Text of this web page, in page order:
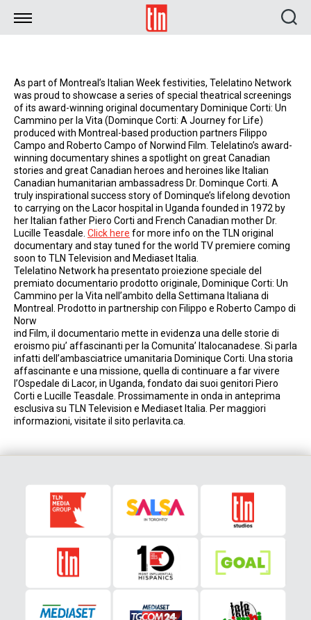
TLN
As part of Montreal’s Italian Week festivities, Telelatino Network
was proud to showcase a series of special theatrical screenings
of its award-winning original documentary Dominique Corti: Un
Cammino per la Vita (Dominque Corti: A Journey for Life)
produced with Montreal-based production partners Filippo
Campo and Roberto Campo of Norwind Film. Telelatino’s award-
winning documentary shines a spotlight on great Canadian
stories and great Canadian heroes and heroines like Italian
Canadian humanitarian ambassadress Dr. Dominque Corti. A
truly inspirational success story of Dominque’s lifelong devotion
to carrying on the Lacor hospital in Uganda founded in 1972 by
her Italian father Piero Corti and French Canadian mother Dr.
Lucille Teasdale. Click here for more info on the TLN original
documentary and stay tuned for the world TV premiere coming
soon to TLN Television and Mediaset Italia.
Telelatino Network ha presentato proiezione speciale del
premiato documentario prodotto originale, Dominique Corti: Un
Cammino per la Vita nell’ambito della Settimana Italiana di
Montreal. Prodotto in partnership con Filippo e Roberto Campo di
Norw
ind Film, il documentario mette in evidenza una delle storie di
eroismo piu’ affascinanti per la Comunita’ Italocanadese. Si parla
infatti dell’ambasciatrice umanitaria Dominique Corti. Una storia
affascinante e una missione, quella di continuare a far vivere
l’Ospedale di Lacor, in Uganda, fondato dai suoi genitori Piero
Corti e Lucille Teasdale. Prossimamente in onda in anteprima
esclusiva su TLN Television e Mediaset Italia. Per maggiori
informazioni, visitate il sito perlavita.ca.